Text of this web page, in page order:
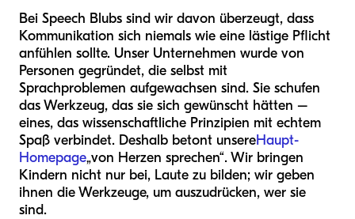
Bei Speech Blubs sind wir davon überzeugt, dass
Kommunikation sich niemals wie eine lästige Pflicht
anfühlen sollte. Unser Unternehmen wurde von
Personen gegründet, die selbst mit
Sprachproblemen aufgewachsen sind. Sie schufen
das Werkzeug, das sie sich gewünscht hätten –
eines, das wissenschaftliche Prinzipien mit echtem
Spaß verbindet. Deshalb betont unsereHaupt-
Homepage„von Herzen sprechen“. Wir bringen
Kindern nicht nur bei, Laute zu bilden; wir geben
ihnen die Werkzeuge, um auszudrücken, wer sie
sind.